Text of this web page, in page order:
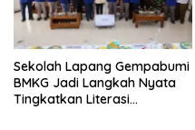
Sekolah Lapang Gempabumi
BMKG Jadi Langkah Nyata
Tingkatkan Literasi